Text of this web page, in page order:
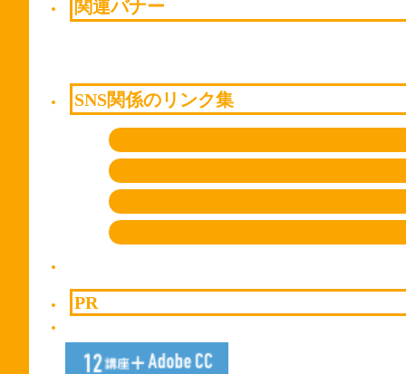
関連バナー
SNS関係のリンク集
PR